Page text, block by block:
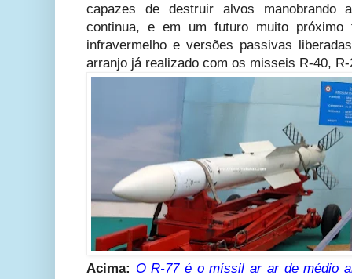
capazes de destruir alvos manobrando
continua, e em um futuro muito próximo
infravermelho e versões passivas
arranjo já realizado com os misseis R-40,
Acima: O R-77 é o míssil ar ar de médio